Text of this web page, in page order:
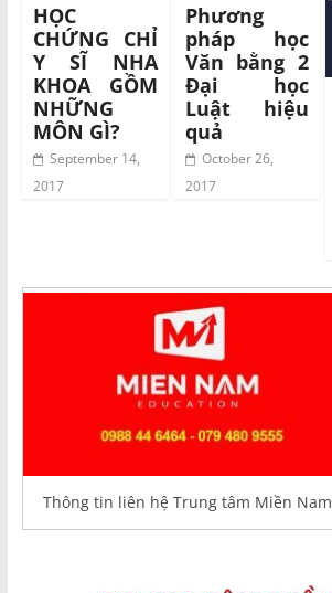
HỌC
CHỨNG CHỈ
Y SĨ NHA
KHOA GỒM
NHỮNG
MÔN GÌ?
September 14,
2017
Phương
pháp học
Văn bằng 2
Đại học
Luật hiệu
quả
October 26,
2017
Thông tin liên hệ Trung tâm Miền Nam